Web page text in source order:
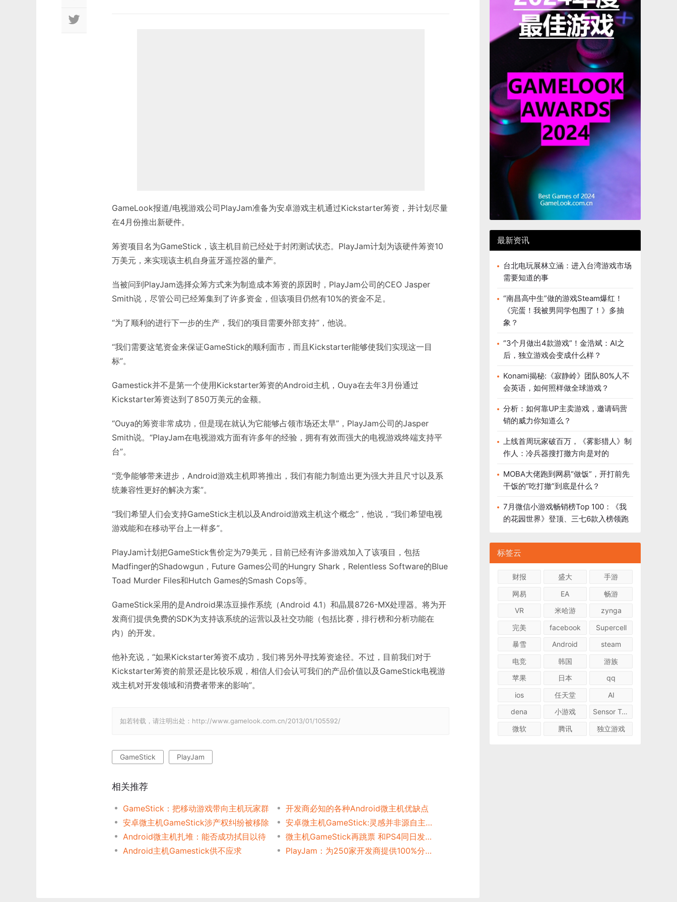
GameLook报道/电视游戏公司PlayJam准备为安卓游戏主机通过Kickstarter筹资，并计划尽量
在4月份推出新硬件。
筹资项目名为GameStick，该主机目前已经处于封闭测试状态。PlayJam计划为该硬件筹资10
万美元，来实现该主机自身蓝牙遥控器的量产。
当被问到PlayJam选择众筹方式来为制造成本筹资的原因时，PlayJam公司的CEO Jasper
Smith说，尽管公司已经筹集到了许多资金，但该项目仍然有10%的资金不足。
“为了顺利的进行下一步的生产，我们的项目需要外部支持”，他说。
“我们需要这笔资金来保证GameStick的顺利面市，而且Kickstarter能够使我们实现这一目
标”。
Gamestick并不是第一个使用Kickstarter筹资的Android主机，Ouya在去年3月份通过
Kickstarter筹资达到了850万美元的金额。
“Ouya的筹资非常成功，但是现在就认为它能够占领市场还太早”，PlayJam公司的Jasper
Smith说。“PlayJam在电视游戏方面有许多年的经验，拥有有效而强大的电视游戏终端支持平
台”。
“竞争能够带来进步，Android游戏主机即将推出，我们有能力制造出更为强大并且尺寸以及系
统兼容性更好的解决方案”。
“我们希望人们会支持GameStick主机以及Android游戏主机这个概念”，他说，“我们希望电视
游戏能和在移动平台上一样多”。
PlayJam计划把GameStick售价定为79美元，目前已经有许多游戏加入了该项目，包括
Madfinger的Shadowgun，Future Games公司的Hungry Shark，Relentless Software的Blue
Toad Murder Files和Hutch Games的Smash Cops等。
GameStick采用的是Android果冻豆操作系统（Android 4.1）和晶晨8726-MX处理器。将为开
发商们提供免费的SDK为支持该系统的运营以及社交功能（包括比赛，排行榜和分析功能在
内）的开发。
他补充说，“如果Kickstarter筹资不成功，我们将另外寻找筹资途径。不过，目前我们对于
Kickstarter筹资的前景还是比较乐观，相信人们会认可我们的产品价值以及GameStick电视游
戏主机对开发领域和消费者带来的影响”。
如若转载，请注明出处：http://www.gamelook.com.cn/2013/01/105592/
GameStick PlayJam
相关推荐
GameStick：把移动游戏带向主机玩家群
开发商必知的各种Android微主机优缺点
安卓微主机GameStick涉产权纠纷被移除
安卓微主机GameStick:灵感并非源自主机
Android微主机扎堆：能否成功拭目以待
微主机GameStick再跳票 和PS4同日发步
Android主机Gamestick供不应求
PlayJam：为250家开发商提供100%分成
最新资讯
台北电玩展林立涵：进入台湾游戏市场
需要知道的事
“南昌高中生”做的游戏Steam爆红！
《完蛋！我被男同学包围了！》多抽
象？
“3个月做出4款游戏”！金浩斌：AI之
后，独立游戏会变成什么样？
Konami揭秘:《寂静岭》团队80%人不
会英语，如何照样做全球游戏？
分析：如何靠UP主卖游戏，邀请码营
销的威力你知道么？
上线首周玩家破百万，《雾影猎人》制
作人：冷兵器搜打撤方向是对的
MOBA大佬跑到网易“做饭”，开打前先
干饭的“吃打撤”到底是什么？
7月微信小游戏畅销榜Top 100：《我
的花园世界》登顶、三七6款入榜领跑
标签云
财报 盛大
手游
网易
EA
畅游
VR
米哈游
zynga
完美
facebook
Supercell
暴雪
Android
steam
电竞
韩国
游族
苹果
日本
qq
ios
任天堂
AI
dena
小游戏
Sensor Tower
微软
腾讯 独立游戏